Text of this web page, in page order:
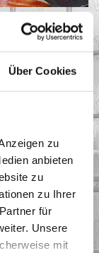
Über Cookies
zu
anbieten
zu
zu Ihrer
für
Unsere
mit